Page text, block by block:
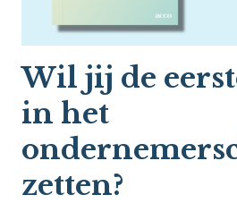
Wil jij de
in het
zetten?